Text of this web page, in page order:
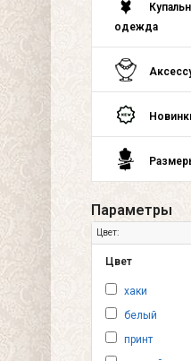
одежда
Параметры
Цвет:
Цвет
хаки
белый
принт